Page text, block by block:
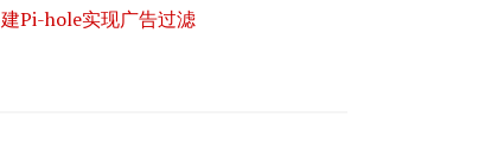
建Pi-hole实现广告过滤